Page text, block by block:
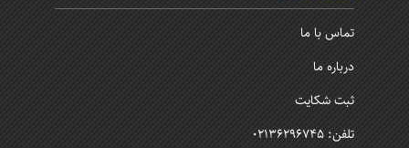
تماس با ما
درباره ما
ثبت شکایت
تلفن: 02136296745